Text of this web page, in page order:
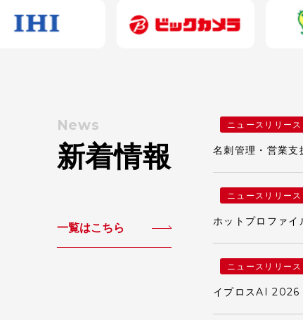
News
新着情報
一覧はこちら
ニュースリリース
名刺管理・営業
ニュースリリース
ホットプロファイ
ニュースリリース
イプロスAI 2026